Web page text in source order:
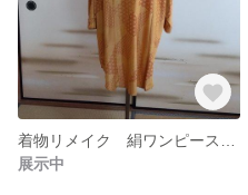
展示中